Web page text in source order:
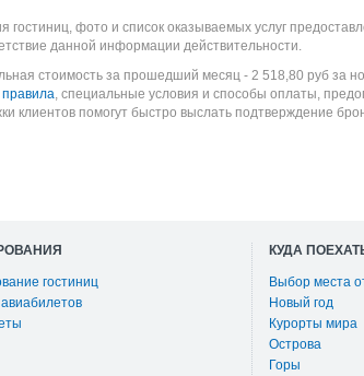
гостиниц, фото и список оказываемых услуг
данной информации действительности.
стоимость за прошедший месяц - 2 518,80 руб за
правила, специальные условия и способы оплаты,
клиентов помогут быстро выслать подтверждение
гостиниц
авиабилетов
КУДА
Выбор места
Новый год
Курорты мира
Острова
Горы